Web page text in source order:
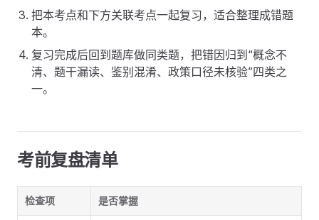
把本考点和下方关联考点一起复习，适合整理成错题
本。
复习完成后回到题库做同类题，把错因归到“概念不
清、题干漏读、鉴别混淆、政策口径未核验”四类之
一。
考前复盘清单
检查项 是否掌握